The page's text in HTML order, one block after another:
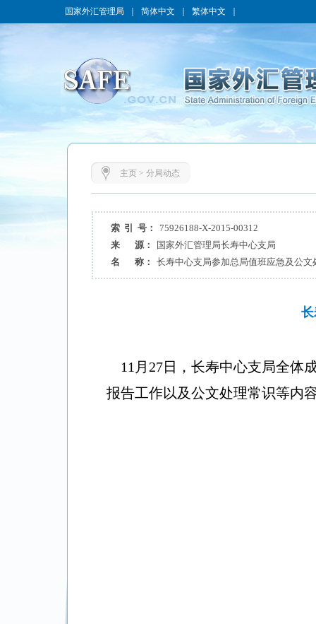
国家外汇管理局 简体中文 繁体中文
主页> 分局动态
索 引 号：
75926188-X-2015-00312
来 源：
国家外汇管理局长寿中心支局
名 称：
长寿中心支局参加总局值班应急及公文
11 月 27日，长寿中心支局全体
报告工作以及公文处理常识等内